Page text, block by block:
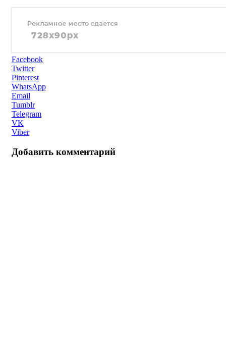
Facebook
Twitter
Pinterest
WhatsApp
Email
Tumblr
Telegram
VK
Viber
Добавить комментарий